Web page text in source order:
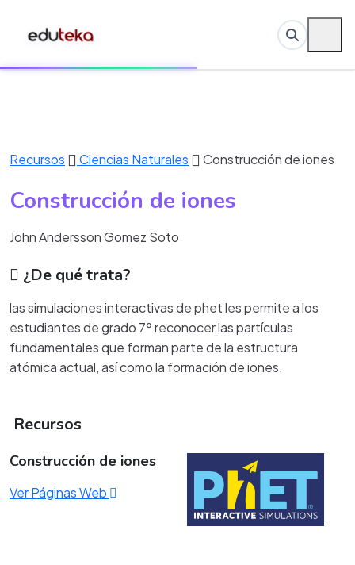
Recursos Ciencias Naturales Construcción de iones
Construcción de iones
John Andersson Gomez Soto
¿De qué trata?
las simulaciones interactivas de phet les permite a los
estudiantes de grado 7º reconocer las partículas
fundamentales que forman parte de la estructura
atómica actual, así como la formación de iones.
Recursos
Construcción de iones
Ver Páginas Web